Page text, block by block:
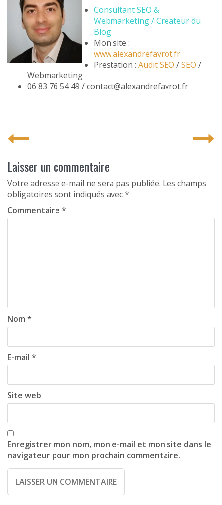
Consultant SEO &
Webmarketing / Créateur du
Blog
Mon site :
www.alexandrefavrot.fr
Prestation : Audit SEO /SEO /
Webmarketing
06 83 76 54 49 / contact@alexandrefavrot.fr
P
o
s
t
n
a
i
o
n
Laisser un commentaire
Votre adresse e-mail ne sera pas publiée. Les champs
obligatoires sont indiqués avec*
Commentaire *
Nom *
E-mail *
Site web
Enregistrer mon nom, mon e-mail et mon site dans le
navigateur pour mon prochain commentaire.